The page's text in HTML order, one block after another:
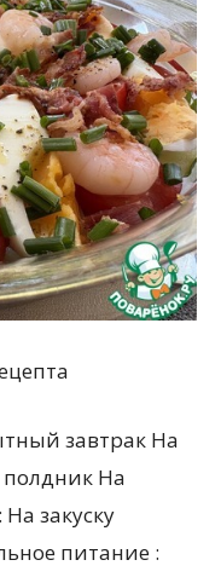
завтрак На
полдник На
закуску
питание :